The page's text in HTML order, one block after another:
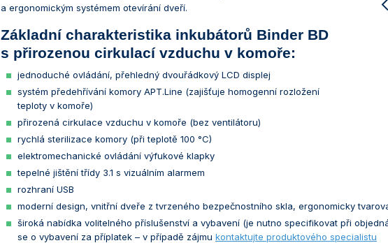
a ergonomickým systémem otevírání dveří.
Základní charakteristika inkubátorů Binder BD
s přirozenou cirkulací vzduchu v komoře:
jednoduché ovládání, přehledný dvouřádkový LCD displej
systém předehřívání komory APT.Line (zajišťuje homogenní rozložení
teploty v komoře)
přirozená cirkulace vzduchu v komoře (bez ventilátoru)
rychlá sterilizace komory (při teplotě 100 °C)
elektromechanické ovládání výfukové klapky
tepelné jištění třídy 3.1 s vizuálním alarmem
rozhraní USB
moderní design, vnitřní dveře z tvrzeného bezpečnostního skla, ergonomicky
široká nabídka volitelného příslušenství a vybavení (je nutno specifikovat při
se o vybavení za příplatek – v případě zájmu kontaktujte produktového specialistu